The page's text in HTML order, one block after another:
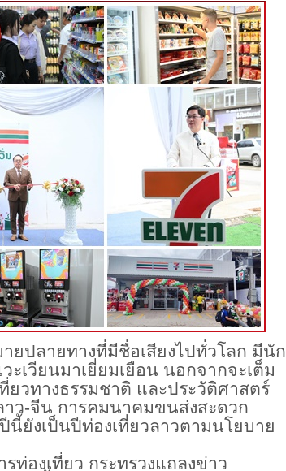
ยปลายทางที่มีชื่อเสียงไปทั่วโลก มีนัก
เวียนมาเยี่ยมเยือน นอกจากจะเต็ม
ยวทางธรรมชาติ และประวัติศาสตร์
าว-จีน การคมนาคมขนส่งสะดวก
ยังเป็นปีท่องเที่ยวลาวตามนโยบาย
องเที่ยว กระทรวงแถลงข่าว